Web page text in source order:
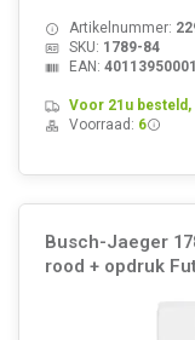
Artikelnummer:
SKU: 1789-84
EAN:
Voor 21u
Voorraad: 6
Busch-Jaeger
rood + opdruk